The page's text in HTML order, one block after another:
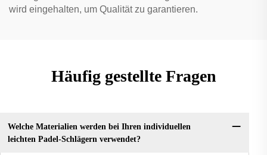
wird eingehalten, um Qualität zu garantieren.
Häufig gestellte Fragen
Welche Materialien werden bei Ihren individuellen
leichten Padel-Schlägern verwendet?